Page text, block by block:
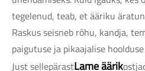
tegelenud, teab, et ääriku
Raskus seisneb rõhu, kandja,
paigutuse ja pikaajalise
Just sellepärastLame äärik